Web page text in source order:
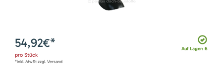
Auf Lager: 6
54,92€*
pro Stück
*inkl. MwSt zzgl. Versand